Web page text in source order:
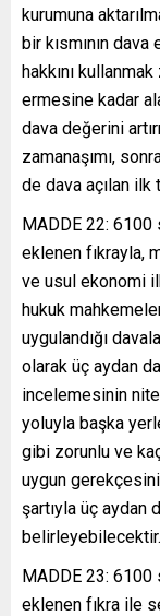
kurumuna
bir kısmının
hakkını
ermesine kadar
dava değerini
zamanaşımı,
de dava açılan ilk
MADDE 22: 6100
eklenen fıkrayla,
ve usul ekonomi
hukuk
uygulandığı
olarak üç aydan
incelemesinin
yoluyla başka
gibi zorunlu ve
uygun gerekçesini
şartıyla üç aydan
belirleyebilecektir.
MADDE 23: 6100
eklenen fıkra ile